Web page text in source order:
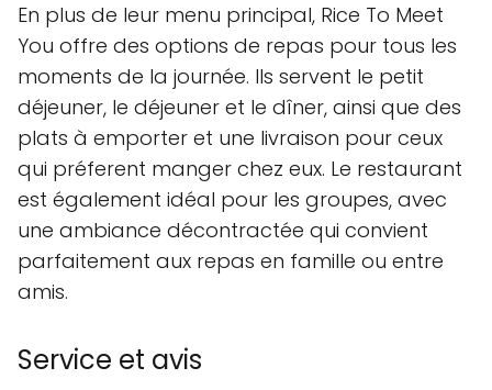
En plus de leur menu principal, Rice To Meet
You offre des options de repas pour tous les
moments de la journée. Ils servent le petit
déjeuner, le déjeuner et le dîner, ainsi que des
plats à emporter et une livraison pour ceux
qui préferent manger chez eux. Le restaurant
est également idéal pour les groupes, avec
une ambiance décontractée qui convient
parfaitement aux repas en famille ou entre
amis.
Service et avis